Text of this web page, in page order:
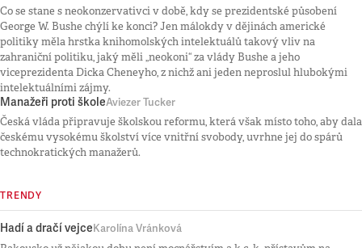
Co se stane s neokonzervativci v době, kdy se prezidentské působení
George W. Bushe chýlí ke konci? Jen málokdy v dějinách americké
politiky měla hrstka knihomolských intelektuálů takový vliv na
zahraniční politiku, jaký měli „neokoni“ za vlády Bushe a jeho
viceprezidenta Dicka Cheneyho, z nichž ani jeden neproslul hlubokými
intelektuálními zájmy.
Manažeři proti školeAviezer Tucker
Česká vláda připravuje školskou reformu, která však místo toho, aby dala
českému vysokému školství více vnitřní svobody, uvrhne jej do spárů
technokratických manažerů.
TRENDY
Hadí a dračí vejceKarolína Vránková